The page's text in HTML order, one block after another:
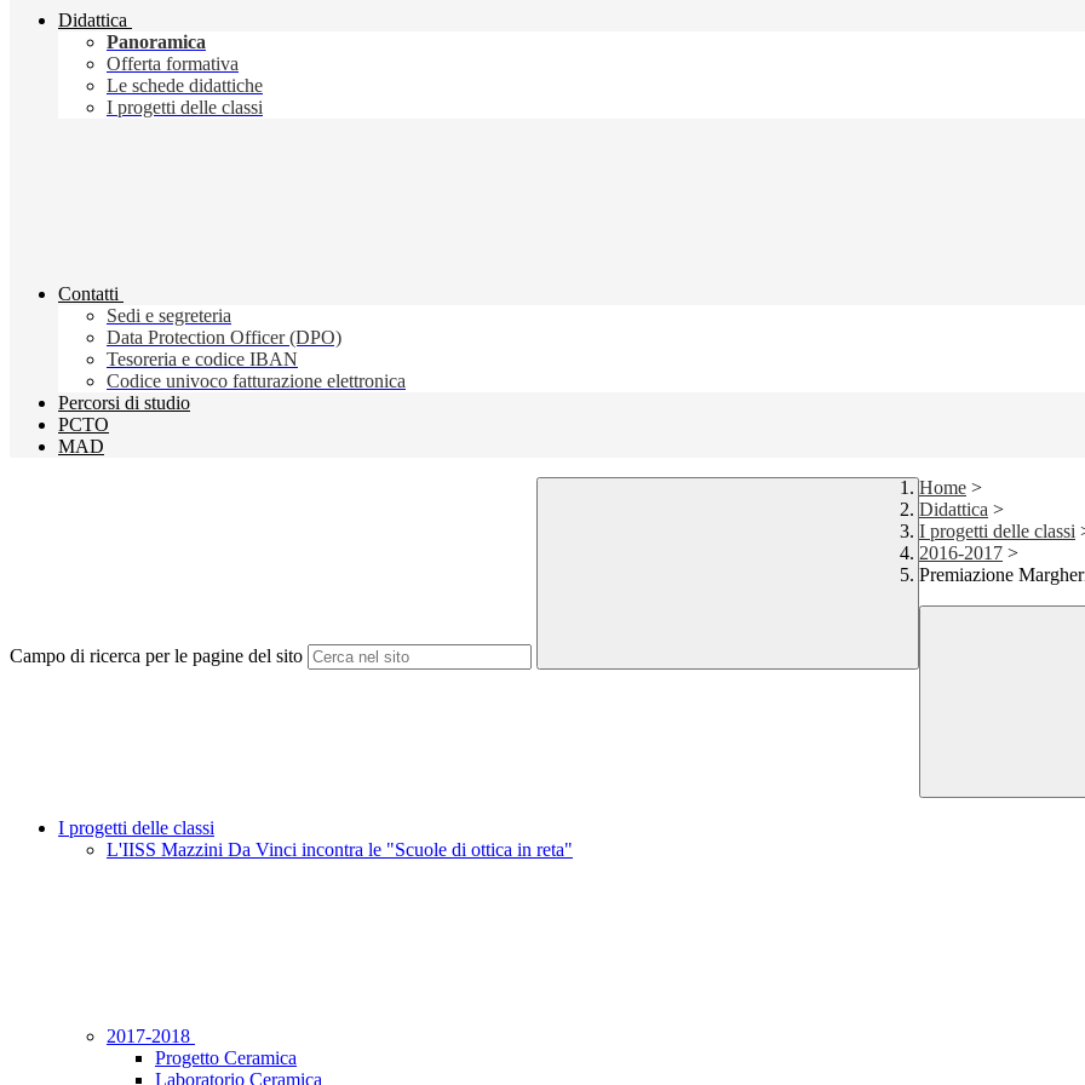
Didattica
Panoramica
Offerta formativa
Le schede didattiche
I progetti delle classi
Contatti
Sedi e segreteria
Data Protection Officer (DPO)
Tesoreria e codice IBAN
Codice univoco fatturazione elettronica
Percorsi di studio
PCTO
MAD
Campo di ricerca per le pagine del sito
Home >
Didattica >
I progetti delle classi
2016-2017 >
Premiazione
I progetti delle classi
L'IISS Mazzini Da Vinci incontra le "Scuole di ottica in reta"
2017-2018
Progetto Ceramica
Laboratorio Ceramica